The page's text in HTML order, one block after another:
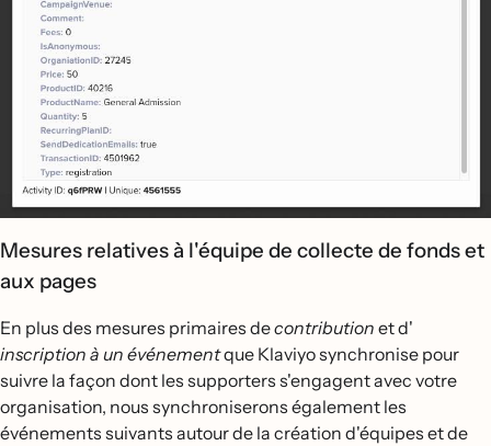
Mesures relatives à l'équipe de collecte de fonds et
aux pages
En plus des mesures primaires decontribution et d'
inscription à un événementque Klaviyo synchronise pour
suivre la façon dont les supporters s'engagent avec votre
organisation, nous synchroniserons également les
événements suivants autour de la création d'équipes et de